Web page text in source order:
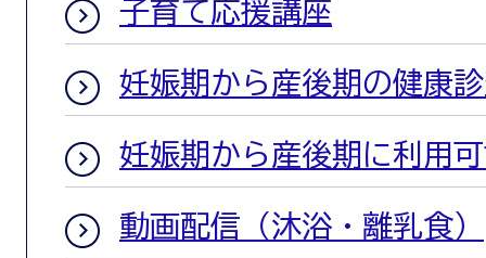
子育て応援講座
妊娠期から産後期の健康
妊娠期から産後期に利用
動画配信（沐浴・離乳食）